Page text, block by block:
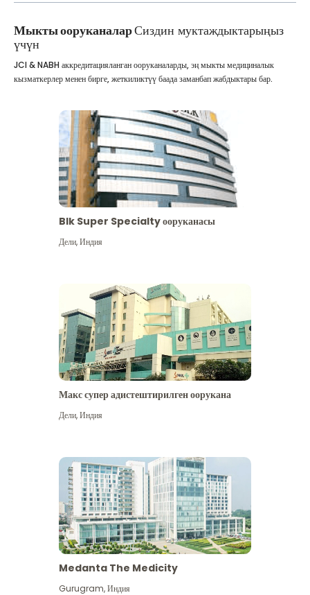
Мыкты ооруканаларСиздин муктаждыктарыңыз
үчүн
JCI & NABH аккредитацияланган ооруканаларды, эң мыкты медициналык
кызматкерлер менен бирге, жеткиликтүү баада заманбап жабдыктары бар.
Blk Super Specialty ооруканасы
Дели,Индия
Макс супер адистештирилген оорукана
Дели,Индия
Medanta The Medicity
Gurugram,Индия